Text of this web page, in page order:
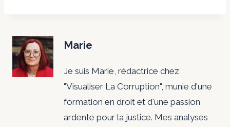
Marie
Je suis Marie, rédactrice chez
"Visualiser La Corruption", munie d'une
formation en droit et d'une passion
ardente pour la justice. Mes analyses